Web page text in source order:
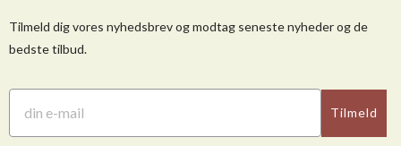
Tilmeld dig vores nyhedsbrev og modtag seneste nyheder og de
bedste tilbud.
Tilmeld